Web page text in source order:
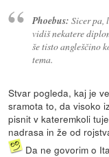
Phoebus: Sicer pa,
vidiš nekatere
še tisto angleščino
tema.
Stvar pogleda, kaj je
sramota to, da visoko
pisnit v kateremkoli
nadrasa in že od
Da ne govorim o